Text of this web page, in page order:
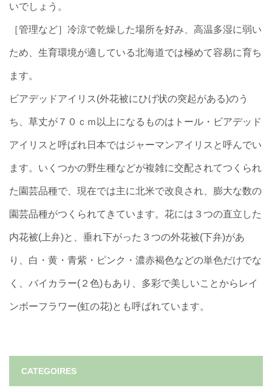
いでしょう。
［管理など］冷涼で乾燥した場所を好み、高温多湿に弱い
ため、生育環境が適している北海道では極めて容易に育ち
ます。
ビアデッドアイリス(外花被にひげ状の突起がある)のう
ち、草丈が７０ｃｍ以上になるものはトール・ビアデッド
アイリスと呼ばれ日本ではジャーマンアイリスと呼んでい
ます。いくつかの野生種などが複雑に交配されてつくられ
た園芸品種で、現在では主に北米で改良され、膨大な数の
園芸品種がつくられてきています。花には３つの直立した
内花被(上弁)と、垂れ下がった３つの外花被(下弁)があ
り、白・黄・青紫・ピンク・濃赤褐色などの単色だけでな
く、バイカラー(２色)もあり、多彩で美しいことからレイ
ンボーフラワー(虹の花)とも呼ばれています。
CATEGOIRES